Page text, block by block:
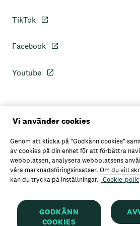
TikTok
Facebook
Youtube
Personuppgiftspolicy
Axfoods integritetspolicy
Här kan du köpa Garant
Vi använder cookies
Genom att klicka på "Godkänn cookies"
av cookies på din enhet för att förbättra
webbplatsen, analysera webbplatsens
våra marknadsföringsinsatser. Om du vill
kan du trycka på inställningar. Cookie-
GODKÄNN
COOKIES